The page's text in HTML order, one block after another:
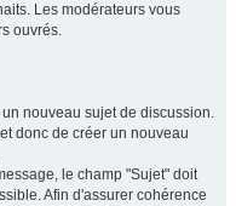
Les modérateurs vous
ouvrés.
nouveau sujet de discussion.
donc de créer un nouveau
le champ "Sujet" doit
Afin d'assurer cohérence